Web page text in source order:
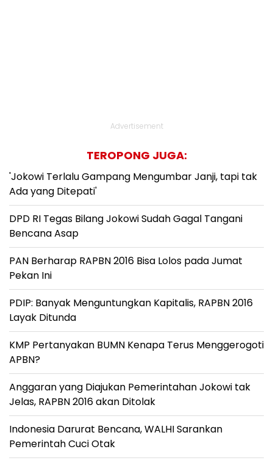
Advertisement
TEROPONG JUGA:
'Jokowi Terlalu Gampang Mengumbar Janji, tapi tak
Ada yang Ditepati'
DPD RI Tegas Bilang Jokowi Sudah Gagal Tangani
Bencana Asap
PAN Berharap RAPBN 2016 Bisa Lolos pada Jumat
Pekan Ini
PDIP: Banyak Menguntungkan Kapitalis, RAPBN 2016
Layak Ditunda
KMP Pertanyakan BUMN Kenapa Terus Menggerogoti
APBN?
Anggaran yang Diajukan Pemerintahan Jokowi tak
Jelas, RAPBN 2016 akan Ditolak
Indonesia Darurat Bencana, WALHI Sarankan
Pemerintah Cuci Otak